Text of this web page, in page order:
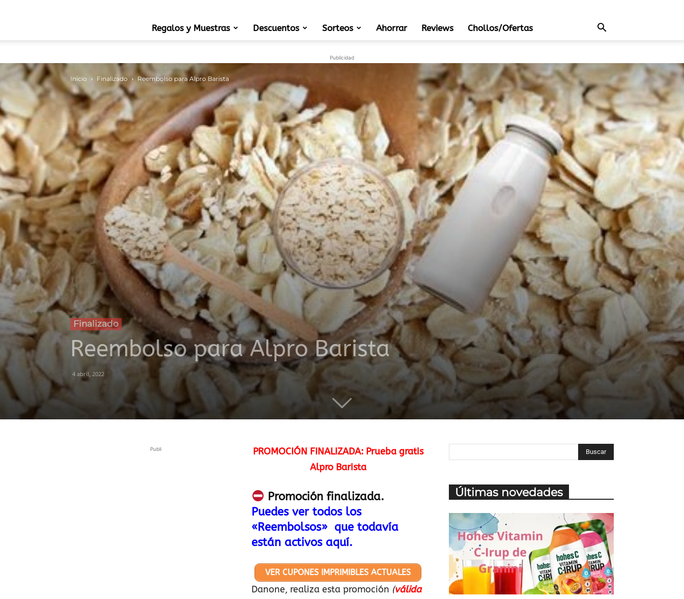
muestras
de
productos
a
domicilio
Baratuni
Regalos y Muestras Descuentos Sorteos Ahorrar Reviews Chollos/Ofertas
Publicidad
Inicio Finalizado Reembolso para Alpro Barista
Finalizado
Reembolso para Alpro Barista
4 abril, 2022
Publi
PROMOCIÓN FINALIZADA: Prueba gratis
Alpro Barista
Promoción finalizada.
Puedes ver todos los
«Reembolsos» que todavía
están activos aquí.
VER CUPONES IMPRIMIBLES ACTUALES
Danone, realiza esta promoción (válida
Últimas novedades